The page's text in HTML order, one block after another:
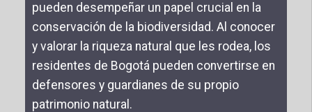
pueden desempeñar un papel crucial en la
conservación de la biodiversidad. Al conocer
y valorar la riqueza natural que les rodea, los
residentes de Bogotá pueden convertirse en
defensores y guardianes de su propio
patrimonio natural.